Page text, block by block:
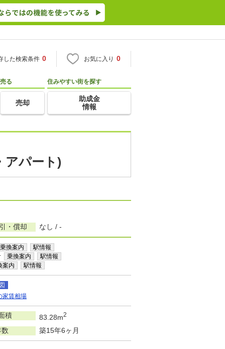
した検索条件 0 お気に入り 0
売る
売却
住みやすい街を探す
助成金
情報
アパート)
・償却 なし / -
乗換案内 駅情報
乗換案内 駅情報
案内 駅情報
家賃相場
積 83.28m2
築15年6ヶ月